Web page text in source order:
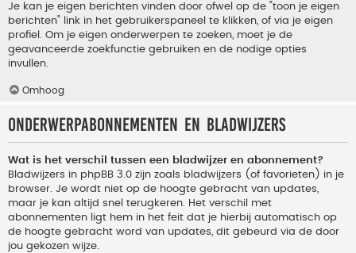
Je kan je eigen berichten vinden door ofwel op de "toon je eigen
berichten" link in het gebruikerspaneel te klikken, of via je eigen
profiel. Om je eigen onderwerpen te zoeken, moet je de
geavanceerde zoekfunctie gebruiken en de nodige opties
invullen.
Omhoog
Onderwerpabonnementen en bladwijzers
Wat is het verschil tussen een bladwijzer en abonnement?
Bladwijzers in phpBB 3.0 zijn zoals bladwijzers (of favorieten) in je
browser. Je wordt niet op de hoogte gebracht van updates,
maar je kan altijd snel terugkeren. Het verschil met
abonnementen ligt hem in het feit dat je hierbij automatisch op
de hoogte gebracht word van updates, dit gebeurd via de door
jou gekozen wijze.